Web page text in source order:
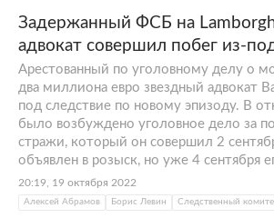
Задержанный ФСБ на
адвокат совершил побег из-
Арестованный по уголовному делу о
два миллиона евро звездный адвокат
под следствие по новому эпизоду. В
было возбуждено уголовное дело за
стражи, который он совершил 2
объявлен в розыск, но уже 4 сентября
20:19, 19 октября 2022
Алексей Абрамов Борис Левин Следственный